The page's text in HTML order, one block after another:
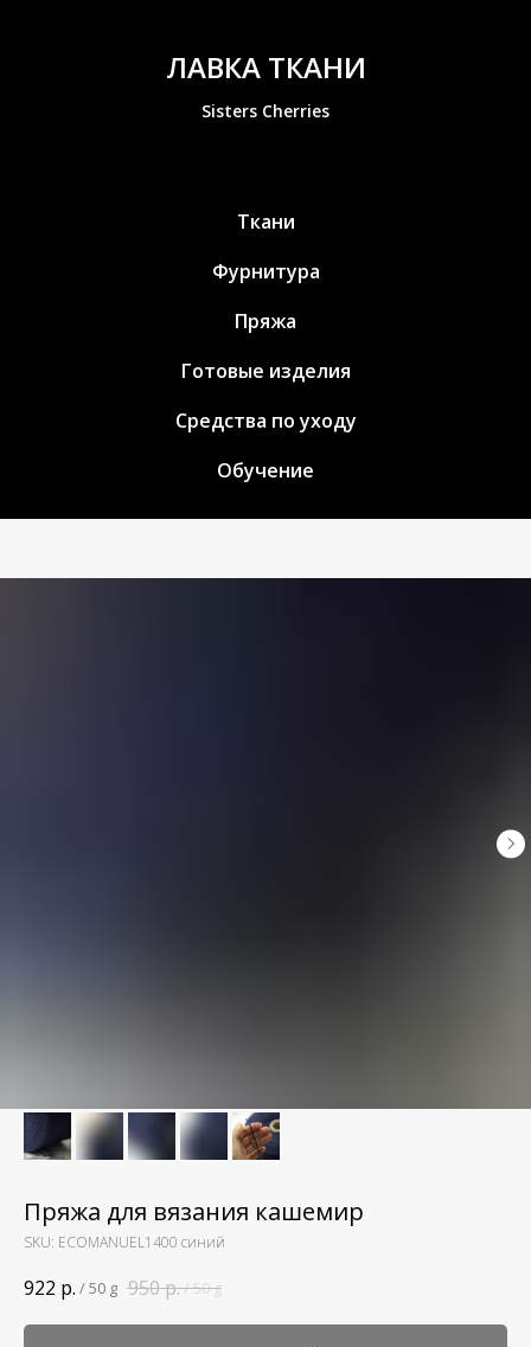
ЛАВКА ТКАНИ
Sisters Cherries
Ткани
Фурнитура
Пряжа
Готовые изделия
Средства по уходу
Обучение
Пряжа для вязания кашемир
SKU: ECOMANUEL1400 синий
922 р. /50 g 950р./50 g